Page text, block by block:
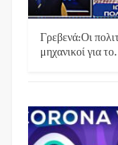
Γρεβενά:Οι
μηχανικοί για